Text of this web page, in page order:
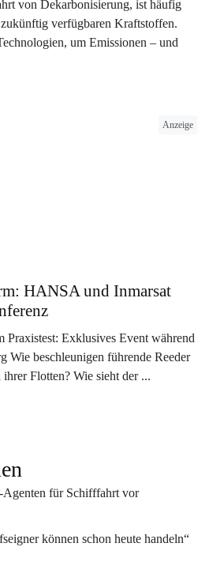
von Dekarbonisierung, ist häufig
verfügbaren Kraftstoffen.
um Emissionen – und
Anzeige
HANSA und Inmarsat
Exklusives Event während
Wie beschleunigen führende Reeder
Flotten? Wie sieht der ...
für Schifffahrt vor
können schon heute handeln“